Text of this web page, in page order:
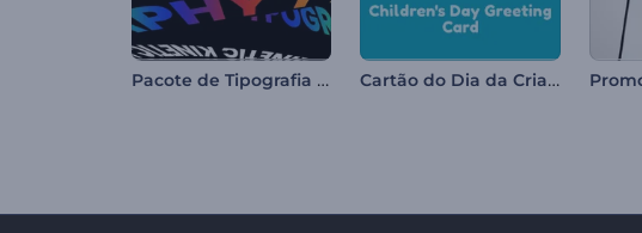
Pacote de Tipografia Cinética Cartão do Dia da Criança